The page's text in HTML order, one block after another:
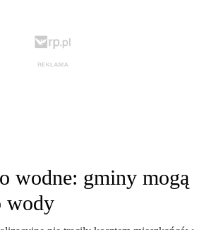
wodne: gminy mogą
wody